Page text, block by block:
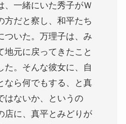
、一緒にいた秀子がＷ
方だと察し、和平たち
ついた。万理子は、み
地元に戻ってきたこと
た。そんな彼女に、自
なら何でもする、と真
はないか、というの
店に、真平とみどりが